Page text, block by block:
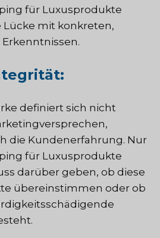
für Luxusprodukte
Lücke mit konkreten,
definiert sich nicht
die Kundenerfahrung. Nur
für Luxusprodukte
darüber geben, ob diese
übereinstimmen oder ob